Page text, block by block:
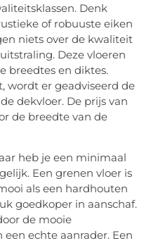
Denk
of robuuste eiken
niets over de kwaliteit
Deze vloeren
breedtes en diktes.
wordt er geadviseerd de
dekvloer. De prijs van
de breedte van de
heb je een minimaal
Een grenen vloer is
als een hardhouten
goedkoper in aanschaf.
de mooie
echte aanrader. Een